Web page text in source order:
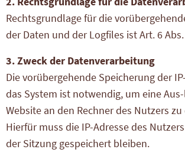
Rechtsgrundlage für die
der Daten und der Logfiles ist Art. 6 Abs.
3. Zweck der Datenverarbeitung
Die vorübergehende Speicherung der
das System ist notwendig, um eine
Website an den Rechner des Nutzers
Hierfür muss die IP-Adresse des
der Sitzung gespeichert bleiben.